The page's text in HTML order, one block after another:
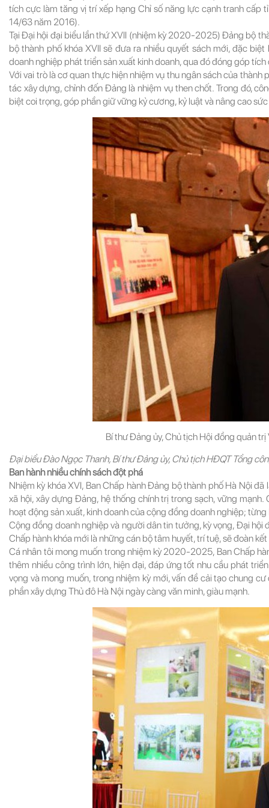
tích cực làm tăng vị trí xếp hạng Chỉ số năng lực cạnh tranh
14/63 năm 2016).
Tại Đại hội đại biểu lần thứ XVII (nhiệm kỳ 2020-2025) Đảng bộ
bộ thành phố khóa XVII sẽ đưa ra nhiều quyết sách mới, đặc
doanh nghiệp phát triển sản xuất kinh doanh, qua đó đóng góp
Với vai trò là cơ quan thực hiện nhiệm vụ thu ngân sách của
tác xây dựng, chỉnh đốn Đảng là nhiệm vụ then chốt. Trong đó,
biệt coi trọng, góp phần giữ vững kỷ cương, kỷ luật và nâng cao
Bí thư Đảng ủy, Chủ tịch Hội đồng quản
Đại biểu Đào Ngọc Thanh, Bí thư Đảng ủy, Chủ tịch HĐQT Tổng
Ban hành nhiều chính sách đột phá
Nhiệm kỳ khóa XVI, Ban Chấp hành Đảng bộ thành phố Hà Nội
xã hội, xây dựng Đảng, hệ thống chính trị trong sạch, vững
hoạt động sản xuất, kinh doanh của cộng đồng doanh nghiệp;
Cộng đồng doanh nghiệp và người dân tin tưởng, kỳ vọng, Đại
Chấp hành khóa mới là những cán bộ tâm huyết, trí tuệ, sẽ đoàn
Cá nhân tôi mong muốn trong nhiệm kỳ 2020-2025, Ban Chấp
thêm nhiều công trình lớn, hiện đại, đáp ứng tốt nhu cầu phát
vọng và mong muốn, trong nhiệm kỳ mới, vấn đề cải tạo chung
phần xây dựng Thủ đô Hà Nội ngày càng văn minh, giàu mạnh.